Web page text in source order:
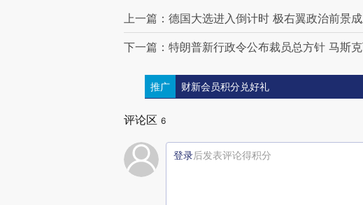
上一篇：德国大选进入倒计时 极右翼政治前景
下一篇：特朗普新行政令公布裁员总方针 马斯
推广 财新会员积分兑好礼
评论区 6
登录后发表评论得积分